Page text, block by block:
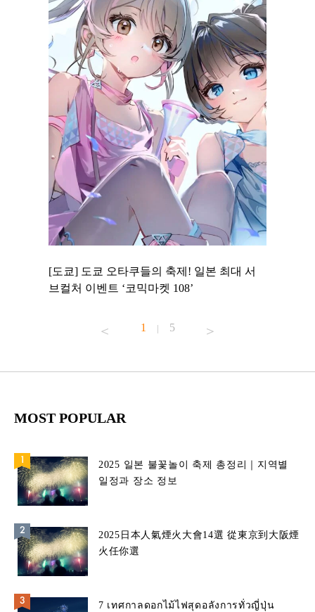
[도쿄] 도쿄 오타쿠들의 축제! 일본 최대 서
브컬처 이벤트 ‘코믹마켓 108’
1 | 5
MOST POPULAR
2025 일본 불꽃놀이 축제 총정리｜지역별
일정과 장소 정보
2025日本人氣煙火大會14選 從東京到大阪煙
火任你選
7 เทศกาลดอกไม้ไฟสุดอลังการทั่วญี่ปุ่น